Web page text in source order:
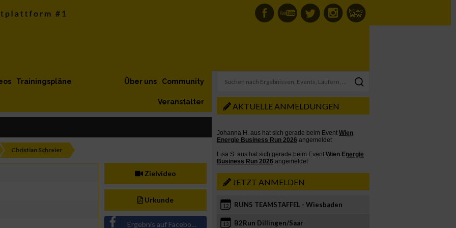
Trainingspläne Community
Über uns
Veranstalter
Christian Schreier
Zielvideo
Urkunde
Ergebnis auf Facebook teilen
AKTUELLE ANMELDUNGEN
JETZT ANMELDEN
12 RUN5 TEAMSTAFFEL - Wiesbaden
13 B2Run Dillingen/Saar